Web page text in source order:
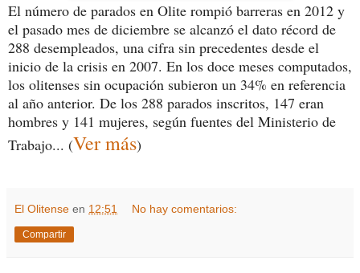
El número de parados en Olite rompió barreras en 2012 y
el pasado mes de diciembre se alcanzó el dato récord de
288 desempleados, una cifra sin precedentes desde el
inicio de la crisis en 2007. En los doce meses computados,
los olitenses sin ocupación subieron un 34% en referencia
al año anterior. De los 288 parados inscritos, 147 eran
hombres y 141 mujeres, según fuentes del Ministerio de
Trabajo... (Ver más)
El Olitense en 12:51 No hay comentarios:
Compartir